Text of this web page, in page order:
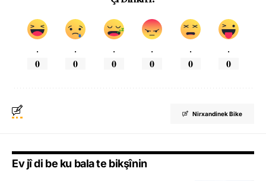
.
0
.
0
.
0
.
0
.
0
.
0
Nirxandinek Bike
Ev jî di be ku bala te bikşînin